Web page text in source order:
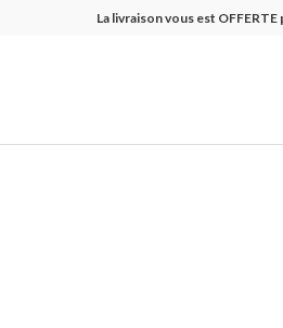
La livraison vous est